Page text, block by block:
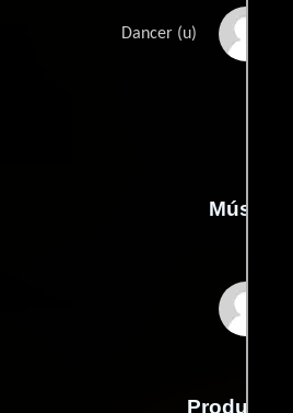
Dancer (u)
Música
Producción